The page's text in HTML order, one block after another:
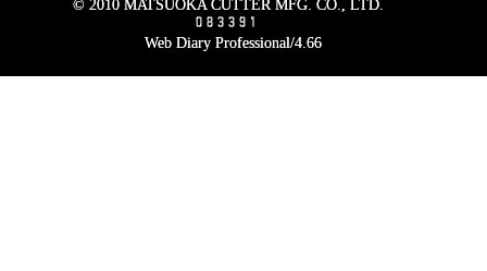
© 2010 MATSUOKA CUTTER MFG. CO., LTD.
Web Diary Professional/4.66